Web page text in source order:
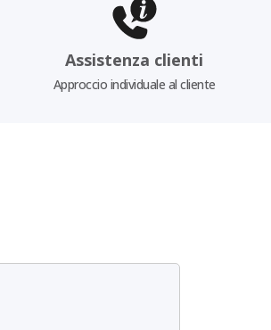
Assistenza clienti
Approccio individuale al cliente